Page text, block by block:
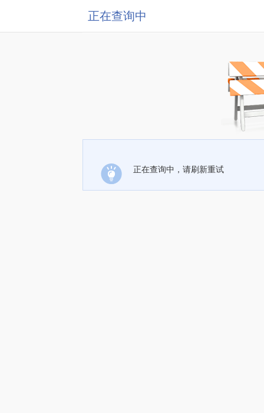
正在查询中
正在查询中，请刷新重试